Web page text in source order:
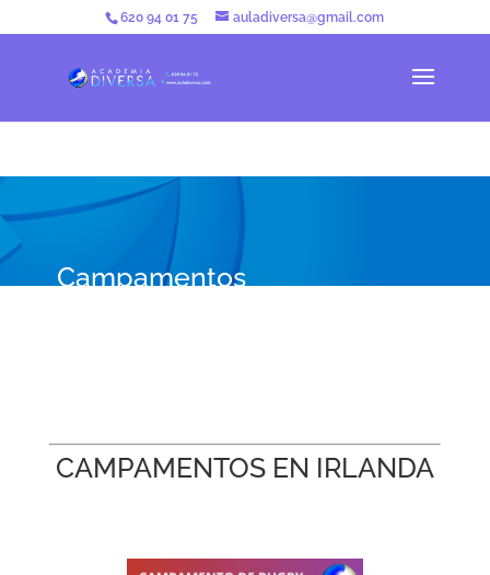
620 94 01 75 auladiversa@gmail.com
Campamentos
CAMPAMENTOS EN IRLANDA